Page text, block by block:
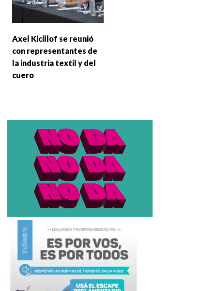
Axel Kicillof se reunió
con representantes de
la industria textil y del
cuero